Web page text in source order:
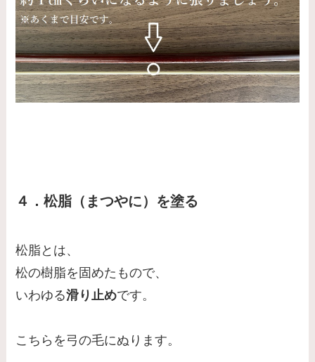
４．松脂（まつやに）を塗る
松脂とは、
松の樹脂を固めたもので、
いわゆる滑り止めです。
こちらを弓の毛にぬります。